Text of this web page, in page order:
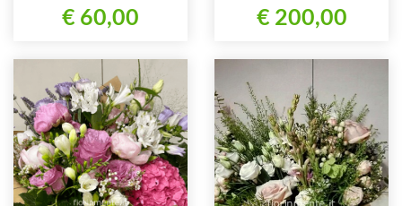
€ 60,00 € 200,00